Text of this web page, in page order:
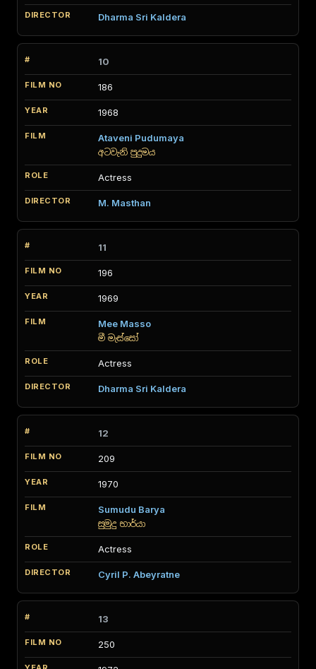
Dharma Sri Kaldera
10
186
1968
Ataveni Pudumaya
අටවැනි පුදුමය
Actress
M. Masthan
11
196
1969
Mee Masso
මී මැස්සෝ
Actress
Dharma Sri Kaldera
12
209
1970
Sumudu Barya
සුමුදු භාර්යා
Actress
Cyril P. Abeyratne
13
250